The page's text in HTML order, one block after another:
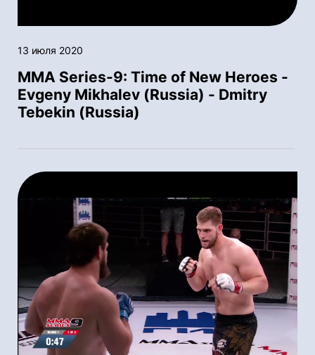
13 июля 2020
MMA Series-9: Time of New Heroes -
Evgeny Mikhalev (Russia) - Dmitry
Tebekin (Russia)